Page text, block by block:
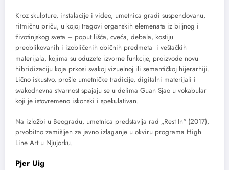
Kroz skulpture, instalacije i video, umetnica gradi suspendovanu,
ritmičnu priču, u kojoj tragovi organskih elemenata iz biljnog i
životinjskog sveta – poput lišća, cveća, debala, kostiju
preoblikovanih i izobličenih običnih predmeta i veštačkih
materijala, kojima su oduzete izvorne funkcije, proizvode novu
hibridizaciju koja prkosi svakoj vizuelnoj ili semantičkoj hijerarhiji.
Lično iskustvo, prošle umetničke tradicije, digitalni materijali i
svakodnevna stvarnost spajaju se u delima Guan Sjao u vokabular
koji je istovremeno iskonski i spekulativan.
Na izložbi u Beogradu, umetnica predstavlja rad „Rest In“ (2017),
prvobitno zamišljen za javno izlaganje u okviru programa High
Line Art u Njujorku.
Pjer Uig